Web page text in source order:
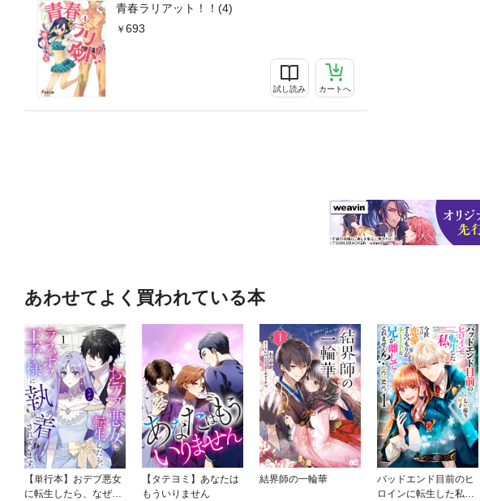
青春ラリアット！！(4)
693
試し読み カートへ
あわせてよく買われている本
【単行本】おデブ悪女
に転生したら、なぜか
【タテヨミ】あなたは
もういりません
結界師の一輪華
バッドエンド目前のヒ
ロインに転生した私、